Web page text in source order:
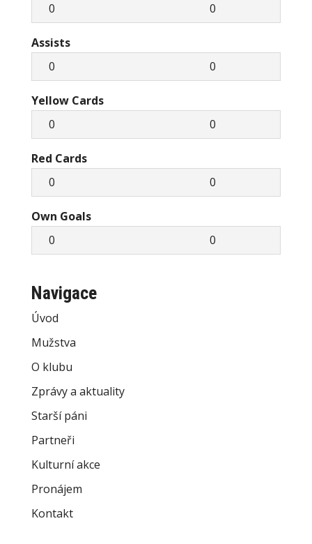
0
0
Assists
0
0
Yellow Cards
0
0
Red Cards
0
0
Own Goals
0
0
Navigace
Úvod
Mužstva
O klubu
Zprávy a aktuality
Starší páni
Partneři
Kulturní akce
Pronájem
Kontakt